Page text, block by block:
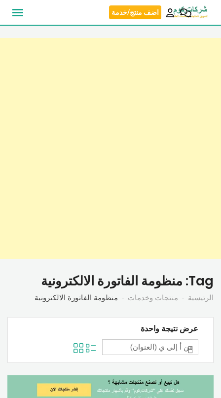
انتقل
اضف منتج/خدمة
Tag: منظومة الفاتورة الالكترونية
الرئيسية منتجات وخدمات منظومة الفاتورة الالكترونية
عرض نتيجة واحدة